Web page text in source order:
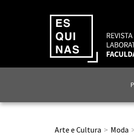
Arte e Cultura Moda